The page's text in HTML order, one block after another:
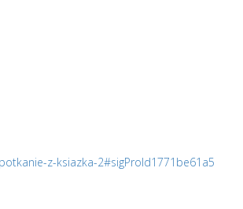
z-ksiazka-2#sigProId1771be61a5